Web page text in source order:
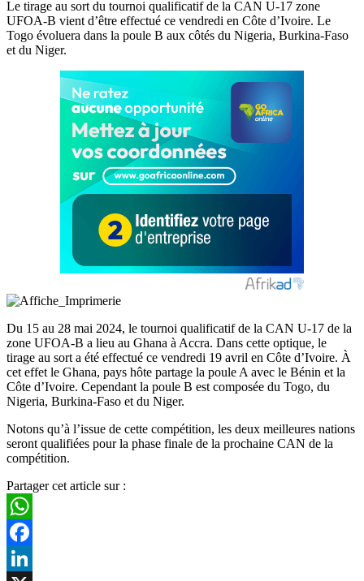
Le tirage au sort du tournoi qualificatif de la CAN U-17 zone
UFOA-B vient d’être effectué ce vendredi en Côte d’Ivoire. Le
Togo évoluera dans la poule B aux côtés du Nigeria, Burkina-Faso
et du Niger.
Du 15 au 28 mai 2024, le tournoi qualificatif de la CAN U-17 de la
zone UFOA-B a lieu au Ghana à Accra. Dans cette optique, le
tirage au sort a été effectué ce vendredi 19 avril en Côte d’Ivoire. À
cet effet le Ghana, pays hôte partage la poule A avec le Bénin et la
Côte d’Ivoire. Cependant la poule B est composée du Togo, du
Nigeria, Burkina-Faso et du Niger.
Notons qu’à l’issue de cette compétition, les deux meilleures nations
seront qualifiées pour la phase finale de la prochaine CAN de la
compétition.
Partager cet article sur :
WhatsApp
Facebook